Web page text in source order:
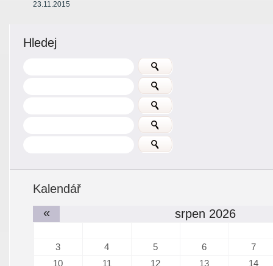
23.11.2015
Hledej
Kalendář
«
srpen 2026
3 4 5 6
7
10
11 12 13
14